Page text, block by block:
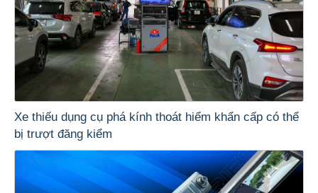
Xe thiếu dụng cụ phá kính thoát hiểm khẩn cấp có thể
bị trượt đăng kiểm